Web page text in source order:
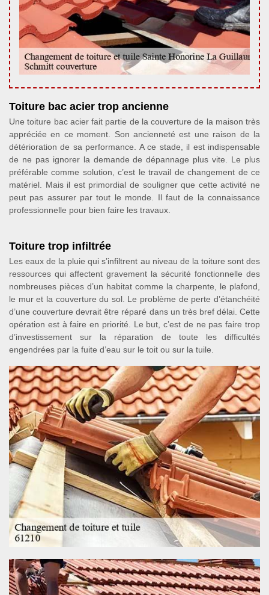
Toiture bac acier trop ancienne
Une toiture bac acier fait partie de la couverture de la maison très
appréciée en ce moment. Son ancienneté est une raison de la
détérioration de sa performance. A ce stade, il est indispensable
de ne pas ignorer la demande de dépannage plus vite. Le plus
préférable comme solution, c’est le travail de changement de ce
matériel. Mais il est primordial de souligner que cette activité ne
peut pas assurer par tout le monde. Il faut de la connaissance
professionnelle pour bien faire les travaux.
Toiture trop infiltrée
Les eaux de la pluie qui s’infiltrent au niveau de la toiture sont des
ressources qui affectent gravement la sécurité fonctionnelle des
nombreuses pièces d’un habitat comme la charpente, le plafond,
le mur et la couverture du sol. Le problème de perte d’étanchéité
d’une couverture devrait être réparé dans un très bref délai. Cette
opération est à faire en priorité. Le but, c’est de ne pas faire trop
d’investissement sur la réparation de toute les difficultés
engendrées par la fuite d’eau sur le toit ou sur la tuile.